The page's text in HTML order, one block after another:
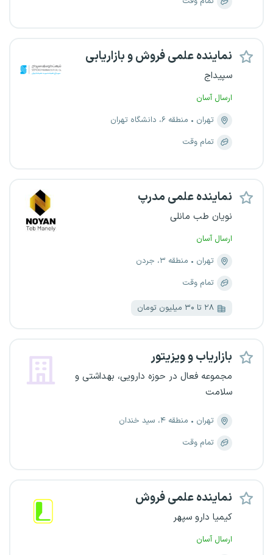
نماینده علمی فروش و بازاریابی
سپیداج
ارسال آسان
تهران
منطقه ۶، دانشگاه تهران
تمام وقت
نماینده علمی مدرپ
نویان طب مانلی
ارسال آسان
تهران
منطقه ۳، جردن
تمام وقت
۲۸ تا ۳۰ میلیون تومان
بازاریاب و ویزیتور
مجموعه فعال در حوزه دارویی، بهداشتی و
سلامت
تهران
منطقه ۴، سید خندان
تمام وقت
نماینده علمی فروش
کیمیا دارو سپهر
ارسال آسان